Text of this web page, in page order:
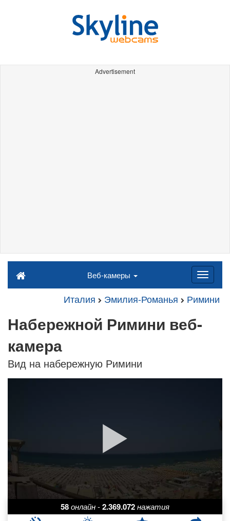
Advertisement
Веб-камеры
Италия Эмилия-Романья Римини
Набережной Римини веб-
камера
Вид на набережную Римини
58онлайн-2.369.072нажатия